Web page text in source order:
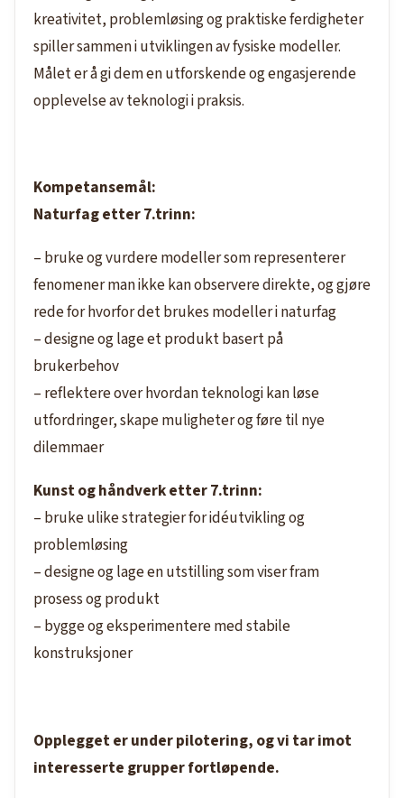
kreativitet, problemløsing og praktiske ferdigheter
spiller sammen i utviklingen av fysiske modeller.
Målet er å gi dem en utforskende og engasjerende
opplevelse av teknologi i praksis.
Kompetansemål:
Naturfag etter 7.trinn:
– brukeogvurderemodeller som representerer
fenomener man ikke kan observere direkte, oggjøre
rede forhvorfor det brukes modeller i naturfag
–designe og lage et produkt basert på
brukerbehov
– reflektereover hvordan teknologi kan løse
utfordringer, skape muligheter og føre til nye
dilemmaer
Kunst og håndverk etter 7.trinn:
– brukeulike strategier for idéutvikling og
problemløsing
– designe og lage en utstilling som viser fram
prosess og produkt
– bygge og eksperimentere med stabile
konstruksjoner
Opplegget er under pilotering, og vi tar imot
interesserte grupper fortløpende.